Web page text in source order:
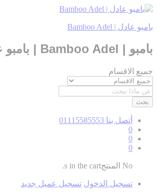
بامبو عادل | Bamboo Adel
بامبو | Bamboo Adel | بامبو عادل
جميع الاقسام
بحث
أتصل بنا 01115585553
0
0
0
No المنتجs in the cart.
تسجيل الدخول تسجيل عميل جديد